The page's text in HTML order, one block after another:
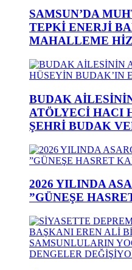
SAMSUN’DA
TEPKİ ENERJİ
MAHALLEME
BUDAK
ATÖLYECİ HACI
ŞEHRİ BUDAK
2026 YILINDA
”GÜNEŞE